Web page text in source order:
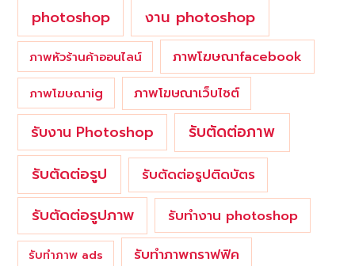
photoshop งาน photoshop
ภาพหัวร้านค้าออนไลน์ ภาพโฆษณาfacebook
ภาพโฆษณาig ภาพโฆษณาเว็บไซต์
รับงาน Photoshop
รับตัดต่อภาพ
รับตัดต่อรูป
รับตัดต่อรูปติดบัตร
รับตัดต่อรูปภาพ รับทำงาน photoshop
รับทำภาพ ads รับทำภาพกราฟฟิค